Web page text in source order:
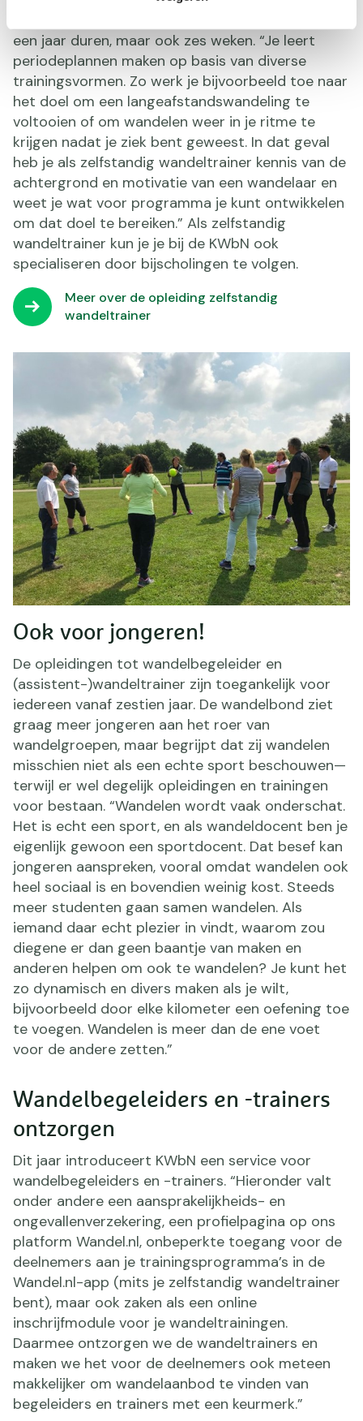
een jaar duren, maar ook zes weken. “Je leert
periodeplannen maken op basis van diverse
trainingsvormen. Zo werk je bijvoorbeeld toe naar
het doel om een langeafstandswandeling te
voltooien of om wandelen weer in je ritme te
krijgen nadat je ziek bent geweest. In dat geval
heb je als zelfstandig wandeltrainer kennis van de
achtergrond en motivatie van een wandelaar en
weet je wat voor programma je kunt ontwikkelen
om dat doel te bereiken.” Als zelfstandig
wandeltrainer kun je je bij de KWbN ook
specialiseren door bijscholingen te volgen.
Meer over de opleiding zelfstandig
wandeltrainer
Ook voor jongeren!
De opleidingen tot wandelbegeleider en
(assistent-)wandeltrainer zijn toegankelijk voor
iedereen vanaf zestien jaar. De wandelbond ziet
graag meer jongeren aan het roer van
wandelgroepen, maar begrijpt dat zij wandelen
misschien niet als een echte sport beschouwen—
terwijl er wel degelijk opleidingen en trainingen
voor bestaan. “Wandelen wordt vaak onderschat.
Het is echt een sport, en als wandeldocent ben je
eigenlijk gewoon een sportdocent. Dat besef kan
jongeren aanspreken, vooral omdat wandelen ook
heel sociaal is en bovendien weinig kost. Steeds
meer studenten gaan samen wandelen. Als
iemand daar echt plezier in vindt, waarom zou
diegene er dan geen baantje van maken en
anderen helpen om ook te wandelen? Je kunt het
zo dynamisch en divers maken als je wilt,
bijvoorbeeld door elke kilometer een oefening toe
te voegen. Wandelen is meer dan de ene voet
voor de andere zetten.”
Wandelbegeleiders en -trainers
ontzorgen
Dit jaar introduceert KWbN een service voor
wandelbegeleiders en -trainers. “Hieronder valt
onder andere een aansprakelijkheids- en
ongevallenverzekering, een profielpagina op ons
platform Wandel.nl, onbeperkte toegang voor de
deelnemers aan je trainingsprogramma’s in de
Wandel.nl-app (mits je zelfstandig wandeltrainer
bent), maar ook zaken als een online
inschrijfmodule voor je wandeltrainingen.
Daarmee ontzorgen we de wandeltrainers en
maken we het voor de deelnemers ook meteen
makkelijker om wandelaanbod te vinden van
begeleiders en trainers met een keurmerk.”